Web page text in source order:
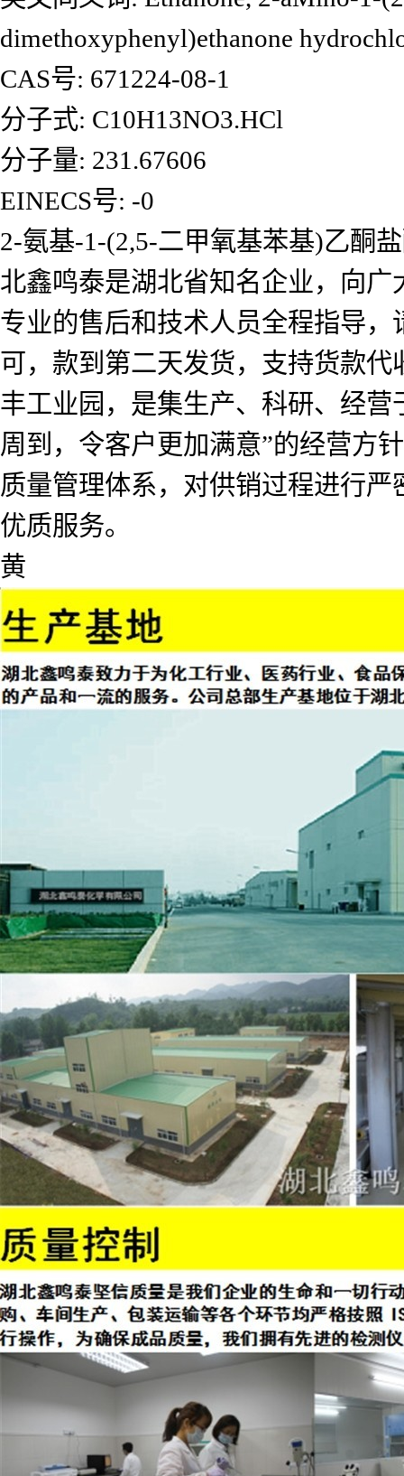
dimethoxyphenyl)ethanone
CAS号: 671224-08-1
分子式: C10H13NO3.HCl
分子量: 231.67606
EINECS号: -0
2-氨基-1-(2,5-二甲氧基苯基)乙酮
北鑫鸣泰是湖北省知名企业，向
专业的售后和技术人员全程指导
可，款到第二天发货，支持货款
丰工业园，是集生产、科研、经
周到，令客户更加满意”的经营方
质量管理体系，对供销过程进行
优质服务。
黄